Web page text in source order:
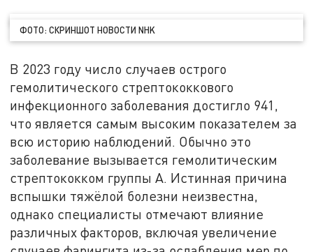
ФОТО: СКРИНШОТ НОВОСТИ NHK
В 2023 году число случаев острого
гемолитического стрептококкового
инфекционного заболевания достигло 941,
что является самым высоким показателем за
всю историю наблюдений. Обычно это
заболевание вызывается гемолитическим
стрептококком группы А. Истинная причина
вспышки тяжёлой болезни неизвестна,
однако специалисты отмечают влияние
различных факторов, включая увеличение